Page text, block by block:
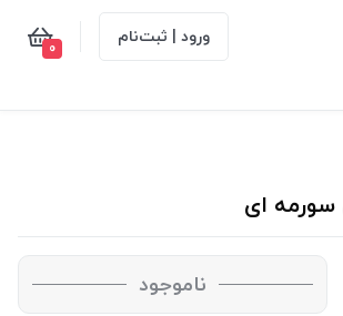
ورود | ثبت‌نام 0
ناموجود